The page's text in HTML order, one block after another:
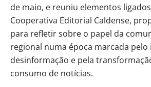
de maio, e reuniu elementos
Cooperativa Editorial Caldense,
para refletir sobre o papel da
regional numa época marcada
desinformação e pela
consumo de notícias.